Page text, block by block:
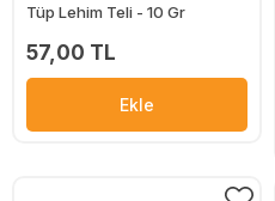
Tüp Lehim Teli - 10 Gr
57,00 TL
Ekle